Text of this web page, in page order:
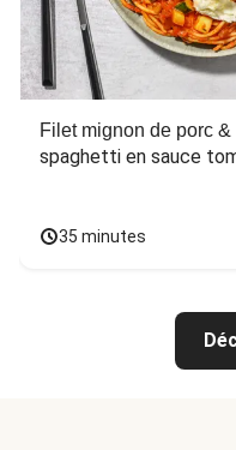
Filet mignon de porc
spaghetti en sauce
35 minutes